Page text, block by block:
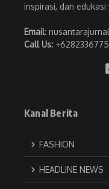
inspirasi, dan
Email:
Call Us:
Kanal Berita
FASHION
HEADLINE NEWS